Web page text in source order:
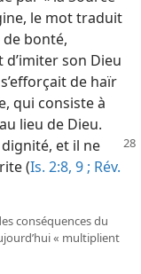
le mot traduit
de bonté,
d’imiter son Dieu
de haïr
qui consiste à
lieu de Dieu.
et il ne
(Is. 2:8, 9 ; Rév.
conséquences du
« multiplient